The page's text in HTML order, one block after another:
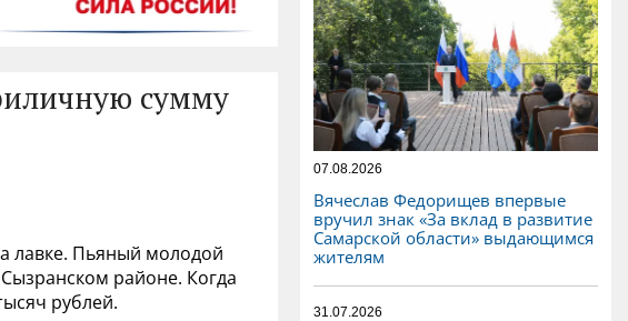
сумму
лавке. Пьяный молодой
районе. Когда
рублей.
07.08.2026
Вячеслав Федорищев впервые
вручил знак «За вклад в развитие
Самарской области» выдающимся
жителям
31.07.2026